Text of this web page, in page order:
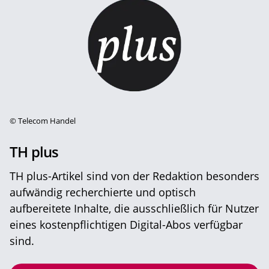
©Telecom Handel
TH plus
TH plus-Artikel sind von der Redaktion besonders
aufwändig recherchierte und optisch
aufbereitete Inhalte, die ausschließlich für Nutzer
eines kostenpflichtigen Digital-Abos verfügbar
sind.